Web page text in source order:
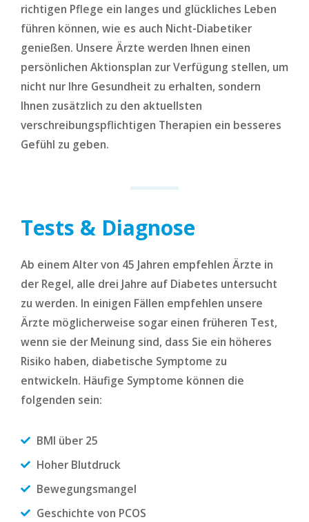
richtigen Pflege ein langes und glückliches Leben
führen können, wie es auch Nicht-Diabetiker
genießen. Unsere Ärzte werden Ihnen einen
persönlichen Aktionsplan zur Verfügung stellen, um
nicht nur Ihre Gesundheit zu erhalten, sondern
Ihnen zusätzlich zu den aktuellsten
verschreibungspflichtigen Therapien ein besseres
Gefühl zu geben.
Tests & Diagnose
Ab einem Alter von 45 Jahren empfehlen Ärzte in
der Regel, alle drei Jahre auf Diabetes untersucht
zu werden. In einigen Fällen empfehlen unsere
Ärzte möglicherweise sogar einen früheren Test,
wenn sie der Meinung sind, dass Sie ein höheres
Risiko haben, diabetische Symptome zu
entwickeln. Häufige Symptome können die
folgenden sein:
BMI über 25
Hoher Blutdruck
Bewegungsmangel
Geschichte von PCOS